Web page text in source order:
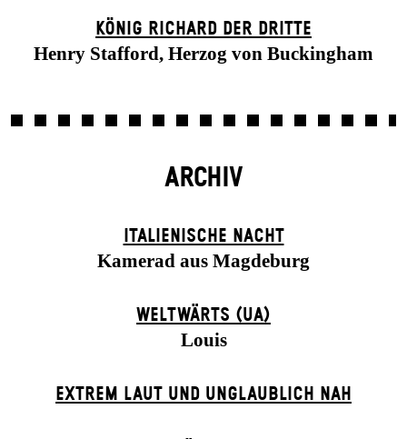
KÖNIG RICHARD DER DRITTE
Henry Stafford, Herzog von Buckingham
ARCHIV
ITALIENISCHE NACHT
Kamerad aus Magdeburg
WELTWÄRTS (UA)
Louis
EXTREM LAUT UND UNGLAUBLICH NAH